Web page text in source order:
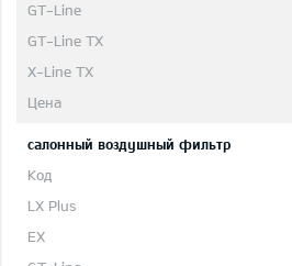
салонный воздушный фильтр